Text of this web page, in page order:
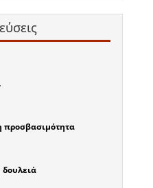
προσβασιμότητα
δουλειά